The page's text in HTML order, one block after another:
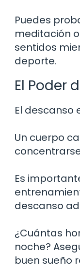
Puedes
meditación
sentidos
deporte.
El Poder
El descanso
Un cuerpo
Es
descanso
¿Cuántas
noche?
buen sueño